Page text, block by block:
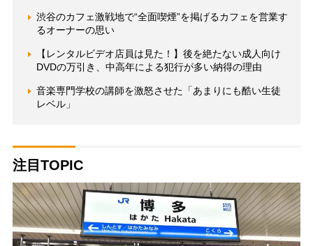
渋谷のカフェ激戦地で“全面喫煙”を掲げるカフェを営業す
るオーナーの思い
【レンタルビデオ店員は見た！】後を絶たない成人向け
DVDの万引き、中高年による犯行が多い納得の理由
音楽専門学校の講師を激怒させた「あまりにも酷い生徒
レベル」
注目TOPIC